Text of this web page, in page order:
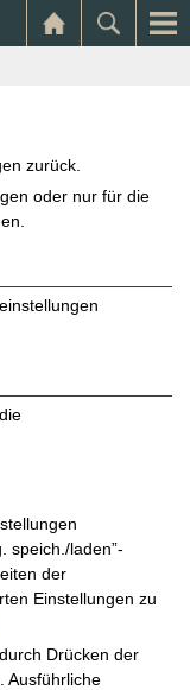
zurück.
oder nur für die
speich./laden”-
der
Einstellungen zu
Drücken der
Ausführliche